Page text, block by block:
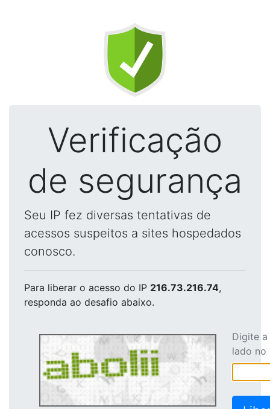
Verificação
de segurança
Seu IP fez diversas tentativas de
acessos suspeitos a sites hospedados
conosco.
Para liberar o acesso do IP 216.73.216.74,
responda ao desafio abaixo.
Digite
lado no